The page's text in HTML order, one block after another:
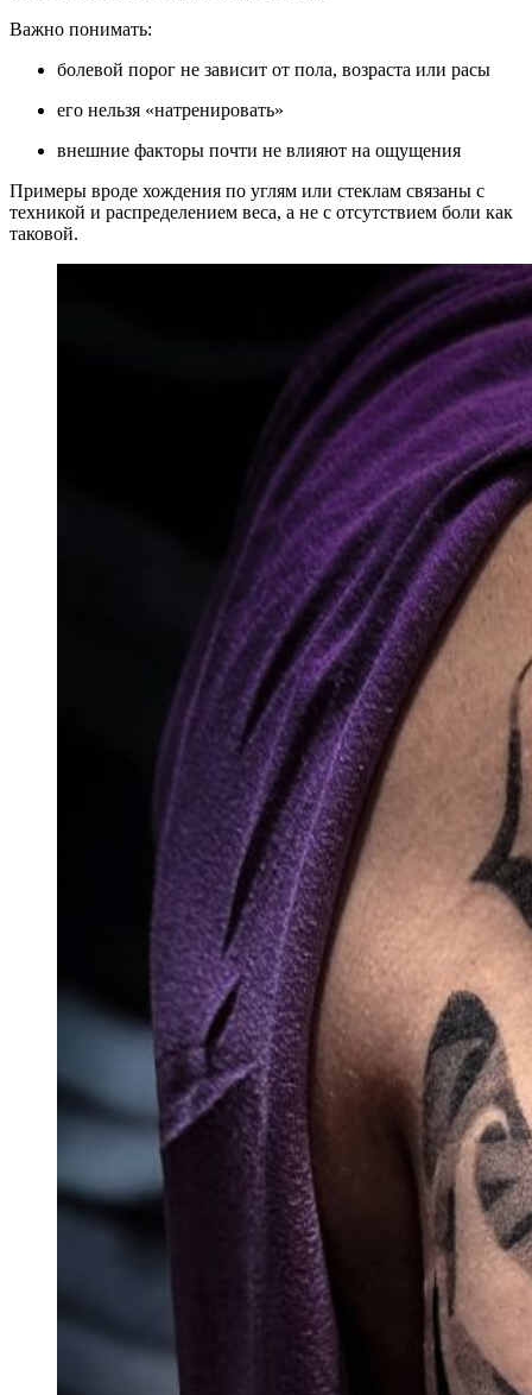
Важно понимать:
болевой порог не зависит от пола, возраста или расы
его нельзя «натренировать»
внешние факторы почти не влияют на ощущения
Примеры вроде хождения по углям или стеклам связаны с
техникой и распределением веса, а не с отсутствием боли как
таковой.